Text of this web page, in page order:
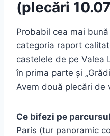
(plecări
Probabil cea mai
categoria raport
castelele de pe Valea
în prima parte și
Avem două plecări de
Ce bifezi pe
Paris (tur panoramic